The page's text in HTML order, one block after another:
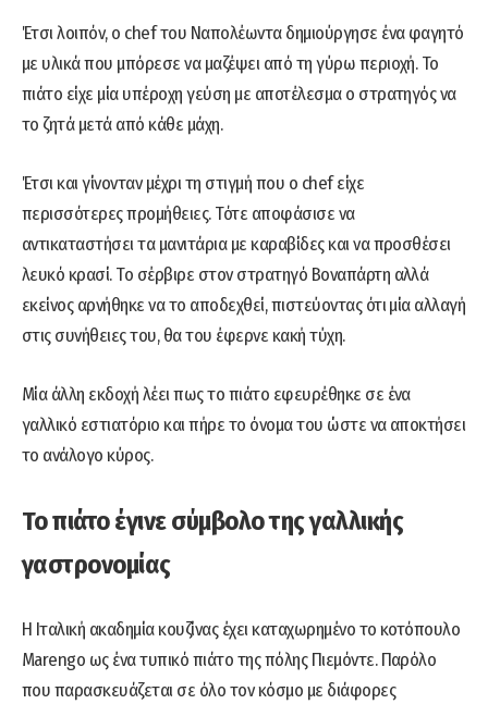
Έτσι λοιπόν, ο chef του Ναπολέωντα δημιούργησε ένα φαγητό
με υλικά που μπόρεσε να μαζέψει από τη γύρω περιοχή. Το
πιάτο είχε μία υπέροχη γεύση με αποτέλεσμα ο στρατηγός να
το ζητά μετά από κάθε μάχη.
Έτσι και γίνονταν μέχρι τη στιγμή που ο chef είχε
περισσότερες προμήθειες. Τότε αποφάσισε να
αντικαταστήσει τα μανιτάρια με καραβίδες και να προσθέσει
λευκό κρασί. Το σέρβιρε στον στρατηγό Βοναπάρτη αλλά
εκείνος αρνήθηκε να το αποδεχθεί, πιστεύοντας ότι μία αλλαγή
στις συνήθειες του, θα του έφερνε κακή τύχη.
Μία άλλη εκδοχή λέει πως το πιάτο εφευρέθηκε σε ένα
γαλλικό εστιατόριο και πήρε το όνομα του ώστε να αποκτήσει
το ανάλογο κύρος.
Το πιάτο έγινε σύμβολο της γαλλικής
γαστρονομίας
Η Ιταλική ακαδημία κουζίνας έχει καταχωρημένο το κοτόπουλο
Marengo ως ένα τυπικό πιάτο της πόλης Πιεμόντε. Παρόλο
που παρασκευάζεται σε όλο τον κόσμο με διάφορες